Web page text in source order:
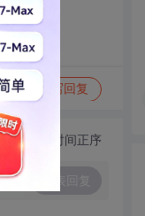
写回复
切换为时间正序